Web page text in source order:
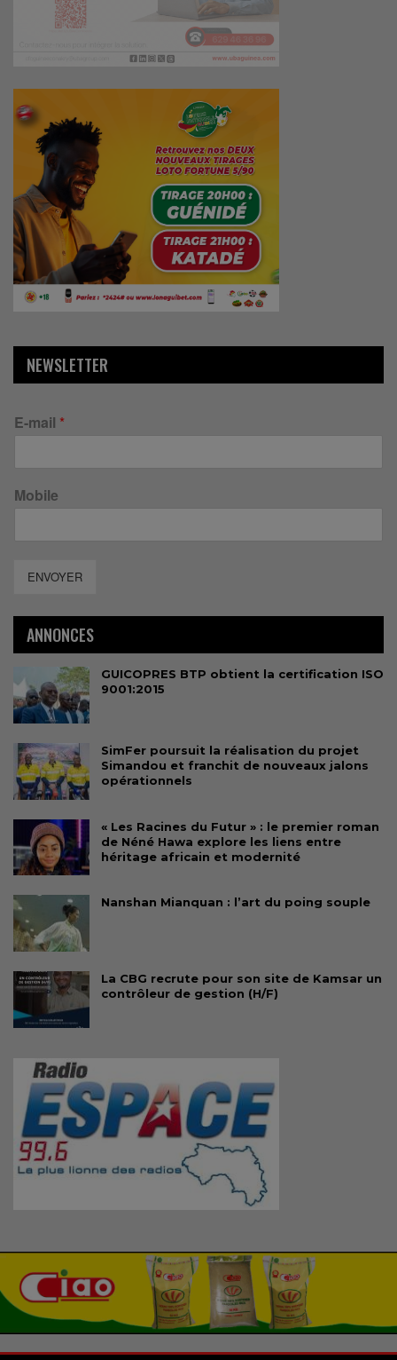
NEWSLETTER
E-mail *
Mobile
ENVOYER
ANNONCES
GUICOPRES BTP obtient la certification ISO
9001:2015
SimFer poursuit la réalisation du projet
Simandou et franchit de nouveaux jalons
opérationnels
« Les Racines du Futur » : le premier roman
de Néné Hawa explore les liens entre
héritage africain et modernité
Nanshan Mianquan : l’art du poing souple
La CBG recrute pour son site de Kamsar un
contrôleur de gestion (H/F)